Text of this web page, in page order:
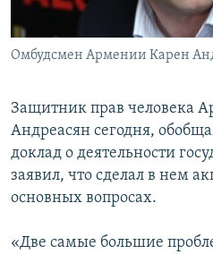
Русский
Все сайты Радио
Омбудсмен Армении Карен
Защитник прав человека
Андреасян сегодня,
доклад о деятельности
заявил, что сделал в нем
основных вопросах.
«Две самые большие